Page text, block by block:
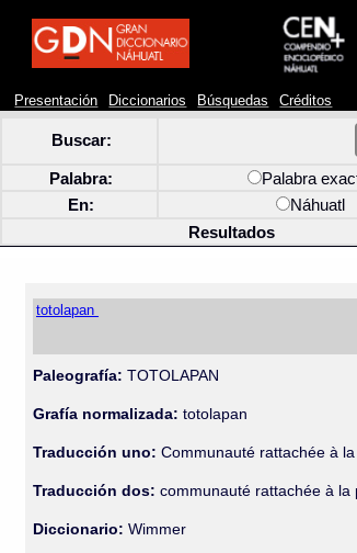
Presentación Diccionarios Búsquedas Créditos
Buscar:
Palabra: Palabra
En:
Náhuatl
Resultados
totolapan
Paleografía: TOTOLAPAN
Grafía normalizada: totolapan
Traducción uno: Communauté rattachée à
Traducción dos: communauté rattachée à la
Diccionario:Wimmer